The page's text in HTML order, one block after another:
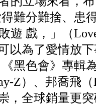
難分難捨、患
遊 戲，」（
以為了愛情放
黑色會》專輯
Z）、邦喬飛（
，全球銷量更突